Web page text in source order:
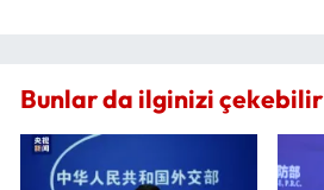
Bunlar da ilginizi çekebilir